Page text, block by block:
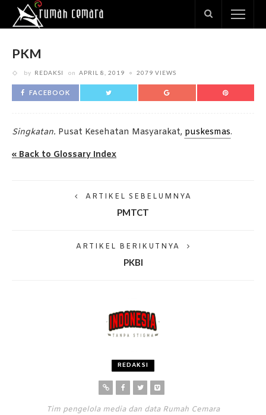
PKM
by REDAKSI on APRIL 8, 2019 2079 VIEWS
FACEBOOK
Singkatan. Pusat Kesehatan Masyarakat, puskesmas.
« Back to Glossary Index
ARTIKEL SEBELUMNYA
PMTCT
ARTIKEL BERIKUTNYA
PKBI
REDAKSI
Tim pengelola media dan data Rumah Cemara